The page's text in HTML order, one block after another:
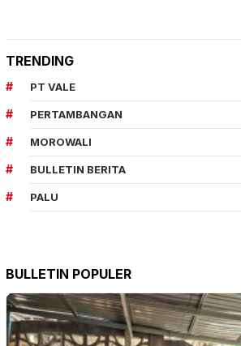
TRENDING
PT VALE
PERTAMBANGAN
MOROWALI
BULLETIN BERITA
PALU
BULLETIN POPULER